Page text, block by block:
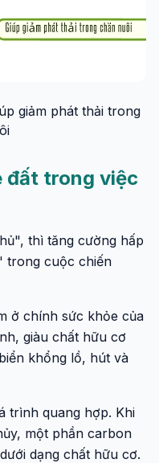
giảm phát thải trong
đất trong việc
thì tăng cường hấp
trong cuộc chiến
ở chính sức khỏe của
giàu chất hữu cơ
khổng lồ, hút và
trình quang hợp. Khi
một phần carbon
dạng chất hữu cơ.